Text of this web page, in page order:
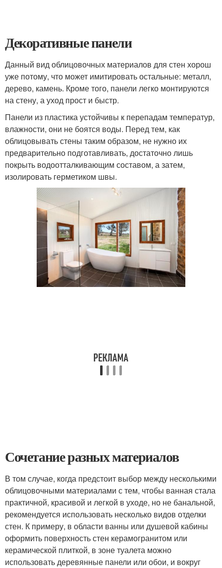
Декоративные панели
Данный вид облицовочных материалов для стен хорош
уже потому, что может имитировать остальные: металл,
дерево, камень. Кроме того, панели легко монтируются
на стену, а уход прост и быстр.
Панели из пластика устойчивы к перепадам температур,
влажности, они не боятся воды. Перед тем, как
облицовывать стены таким образом, не нужно их
предварительно подготавливать, достаточно лишь
покрыть водоотталкивающим составом, а затем,
изолировать герметиком швы.
Сочетание разных материалов
В том случае, когда предстоит выбор между несколькими
облицовочными материалами с тем, чтобы ванная стала
практичной, красивой и легкой в уходе, но не банальной,
рекомендуется использовать несколько видов отделки
стен. К примеру, в области ванны или душевой кабины
оформить поверхность стен керамогранитом или
керамической плиткой, в зоне туалета можно
использовать деревянные панели или обои, и вокруг